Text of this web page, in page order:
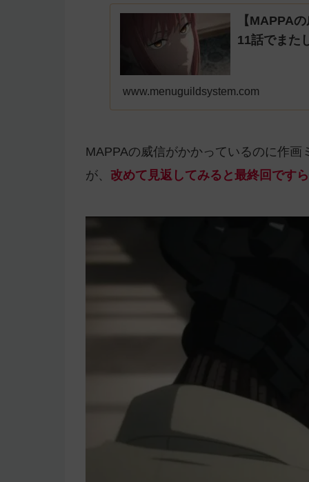
【MAPPA
11話でまた
www.menuguildsystem.com
MAPPAの威信がかかっているのに作
が、 改めて見返してみると最終回です